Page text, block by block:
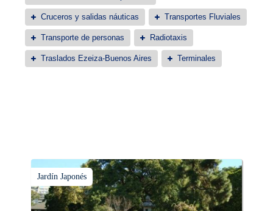
Cruceros y salidas náuticas Transportes Fluviales
Transporte de personas Radiotaxis
Traslados Ezeiza-Buenos Aires Terminales
Jardín Japonés